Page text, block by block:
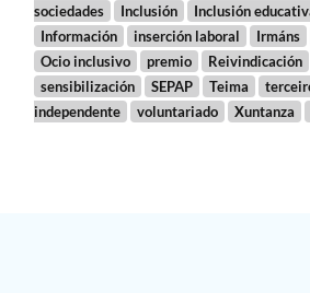
sociedades
Inclusión Inclusión
Información
inserción laboral Irmáns
Ocio inclusivo
premio Reivindicación
sensibilización
SEPAP Teima
independente
voluntariado Xuntanza